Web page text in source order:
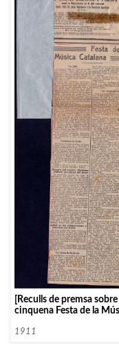
[Reculls de premsa sobre
cinquena Festa de la
1911